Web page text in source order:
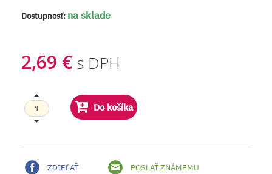
Dostupnosť: na sklade
2,69 € s DPH
Do košíka
ZDIEĽAŤ POSLAŤ ZNÁMEMU